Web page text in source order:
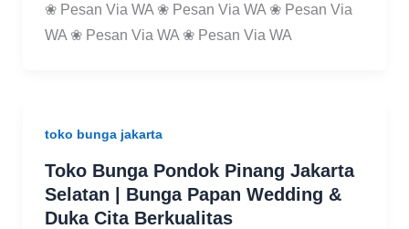
❀ Pesan Via WA ❀ Pesan Via WA ❀ Pesan Via
WA ❀ Pesan Via WA ❀ Pesan Via WA
toko bunga jakarta
Toko Bunga Pondok Pinang Jakarta
Selatan | Bunga Papan Wedding &
Duka Cita Berkualitas